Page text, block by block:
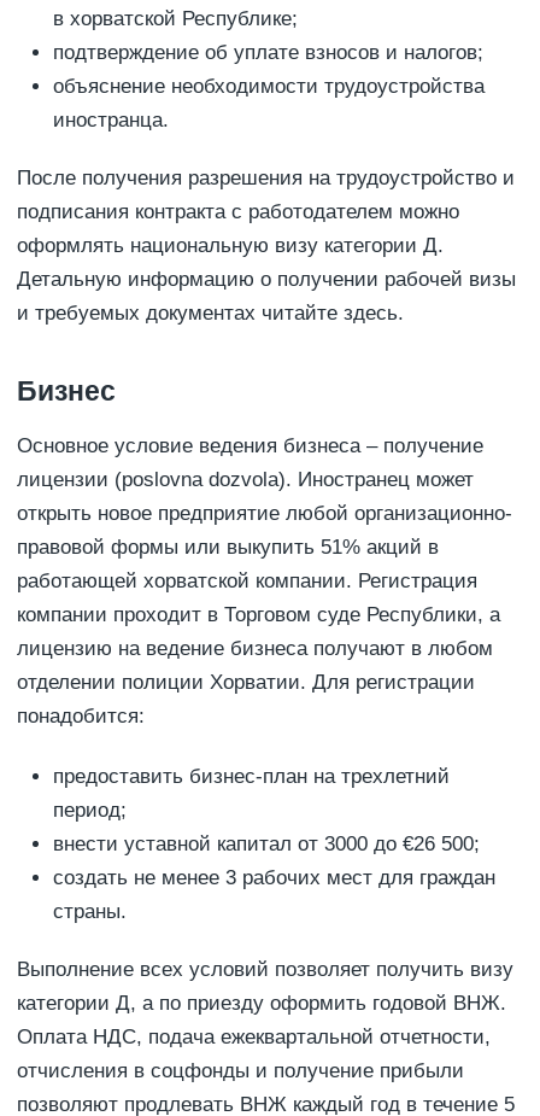
в хорватской Республике;
подтверждение об уплате взносов и налогов;
объяснение необходимости трудоустройства
иностранца.
После получения разрешения на трудоустройство и
подписания контракта с работодателем можно
оформлять национальную визу категории Д.
Детальную информацию о получении рабочей визы
и требуемых документах читайте здесь.
Бизнес
Основное условие ведения бизнеса – получение
лицензии (poslovna dozvola). Иностранец может
открыть новое предприятие любой организационно-
правовой формы или выкупить 51% акций в
работающей хорватской компании. Регистрация
компании проходит в Торговом суде Республики, а
лицензию на ведение бизнеса получают в любом
отделении полиции Хорватии. Для регистрации
понадобится:
предоставить бизнес-план на трехлетний
период;
внести уставной капитал от 3000 до €26 500;
создать не менее 3 рабочих мест для граждан
страны.
Выполнение всех условий позволяет получить визу
категории Д, а по приезду оформить годовой ВНЖ.
Оплата НДС, подача ежеквартальной отчетности,
отчисления в соцфонды и получение прибыли
позволяют продлевать ВНЖ каждый год в течение 5